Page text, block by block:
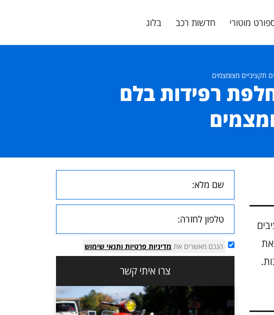
מוטורי חדשות רכב בלוג
תקציביים מצומצמים
רפידות בלם
את
הנכם מאשרים את מדיניות פרטיות ותנאי שימוש
צרו איתי קשר